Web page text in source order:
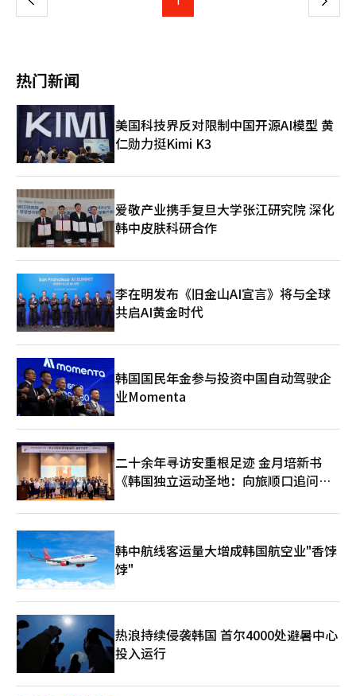
川机场T1和T2开设了‘Gourmet Bridge’食堂，建立了总共4个
也在T1和T2运营着‘Food Empire’、韩食小菜街等30多个店
铺。 如今，机场特许经营业务已成为宣传K-食品的重要基地，但
在几年前的疫情期间，这一领域曾经历了黑暗时期。旅客数量骤
减，主要餐饮外包公司的销售额降至平时的十分之一，固定成本难
以承担，店铺的运营率也降至30%左右。 随着旅客数量的恢复，
仁川机场的特许经营业务成为餐饮企业的盈利支柱。乐天GRS在去
年凭借仁川机场特许经营业务的增长，销售额达到1兆1189亿韩
特许经营业务销售额同比增长70.1%，我们家的机场特许经营销售
额也增长了7%。最重要的是，它在涌入的外国游客中扮演了宣传
K-食品的先锋角色。 食品行业相关人士表示：“疫情后，机场旅
客数量明显恢复，特许经营业务已确立为大企业的核心业务，能够
自然地向外国人宣传品牌，入驻需求高，因此未来有望成为稳定收
益的重要基础。”
经历仍然是中国市场进入的潜在风险。餐饮业人士表示：“中国市
场的规模使得国内企业难以放弃，但也必须时刻注意政治和外交因
外，市场调研机构欧睿信息表示，2024年国内餐饮市场中外卖所
人和外国留学生的需求也十分丰富。 BBQ入驻的梅加阿拉木图购
物中心是中亚最大的综合购物中心之一，建筑面积约为18万平方
米，年访客量达到约1000万人。该中心被认为是阿拉木图的核心
商业区，吸引了大学生、职场人士和游客。 BBQ计划以阿拉木图
为起点，加速在哈萨克斯坦的门店扩展。计划在上半年内在主要商
业区新增20家门店，并在第三季度进军首都阿斯塔纳。基于此，
BBQ目标在年末前在当地开设100家门店。 BBQ相关人士表
示：“此次进入哈萨克斯坦是通过与韩国贸易投资振兴公社
（KOTRA）的合作实现的公私合作成果，我们计划从阿拉木图开
始，向阿斯塔纳等主要城市扩展业务，进一步巩固在中亚市场的地
位。”※ 本报道经人工智能（AI）系统翻译与编辑。
热门新闻
美国科技界反对限制中国开源AI模型 黄
仁勋力挺Kimi K3
爱敬产业携手复旦大学张江研究院 深化
韩中皮肤科研合作
李在明发布《旧金山AI宣言》将与全球
共启AI黄金时代
韩国国民年金参与投资中国自动驾驶企
业Momenta
二十余年寻访安重根足迹 金月培新书
《韩国独立运动圣地：向旅顺口追问历
韩中航线客运量大增成韩国航空业"香饽
饽"
热浪持续侵袭韩国 首尔4000处避暑中心
投入运行